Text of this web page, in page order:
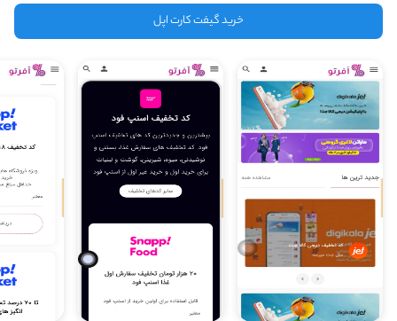
خرید گیفت کارت اپل